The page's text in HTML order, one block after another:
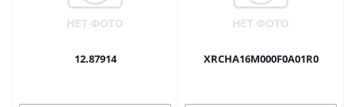
12.87914 XRCHA16M000F0A01R0